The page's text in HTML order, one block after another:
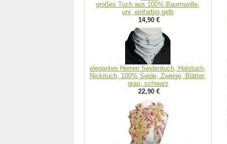
großes Tuch aus 100% Baumwolle,
uni, einfarbig gelb
14,90 €
elegantes Herren Seidentuch, Halstuch,
Nickituch, 100% Seide, Zweige, Blätter,
grau, schwarz
22,90 €